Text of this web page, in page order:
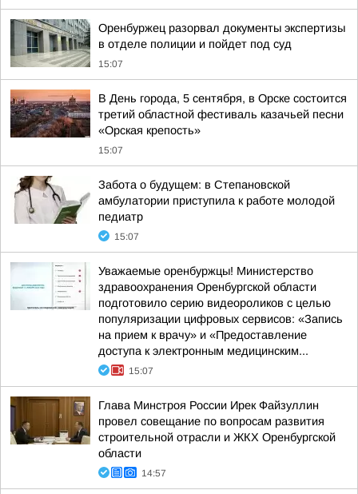
Оренбуржец разорвал документы экспертизы
в отделе полиции и пойдет под суд
15:07
В День города, 5 сентября, в Орске состоится
третий областной фестиваль казачьей песни
«Орская крепость»
15:07
Забота о будущем: в Степановской
амбулатории приступила к работе молодой
педиатр
15:07
Уважаемые оренбуржцы! Министерство
здравоохранения Оренбургской области
подготовило серию видеороликов с целью
популяризации цифровых сервисов: «Запись
на прием к врачу» и «Предоставление
доступа к электронным медицинским...
15:07
Глава Минстроя России Ирек Файзуллин
провел совещание по вопросам развития
строительной отрасли и ЖКХ Оренбургской
области
14:57